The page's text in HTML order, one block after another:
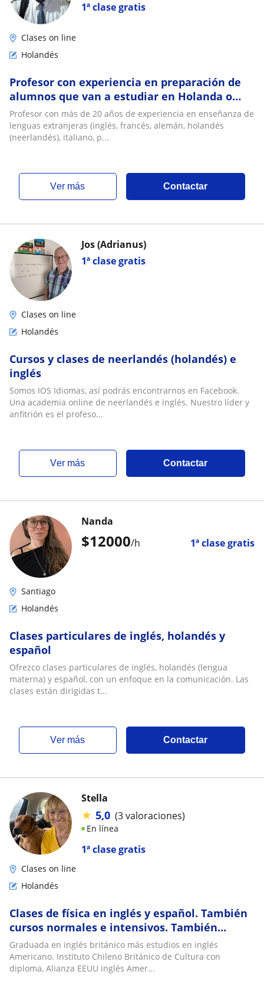
1ª clase gratis
Clases on line
Holandés
Profesor con experiencia en preparación de
alumnos que van a estudiar en Holanda o
que planean migrar
Profesor con más de 20 años de experiencia en enseñanza de
lenguas extranjeras (inglés, francés, alemán, holandés
(neerlandés), italiano, p...
ver más Contactar
1ª clase gratis
Jos (Adrianus)
Clases on line
Holandés
Cursos y clases de neerlandés (holandés) e
inglés
Somos IOS Idiomas, así podrás encontrarnos en Facebook.
Una academia online de neerlandés e inglés. Nuestro líder y
anfitrión es el profeso...
ver más Contactar
$12000/h 1ª clase gratis
Nanda
Santiago
Holandés
Clases particulares de inglés, holandés y
español
Ofrezco clases particulares de inglés, holandés (lengua
materna) y español, con un enfoque en la comunicación. Las
clases están dirigidas t...
ver más Contactar
1ª clase gratis
Stella
★ 5,0 (3 valoraciones)
En línea
Clases on line
Holandés
Clases de física en inglés y español. También
cursos normales e intensivos. También
holandés con diploma
Graduada en inglés británico más estudios en inglés
Americano. Instituto Chileno Británico de Cultura con
diploma, Alianza EEUU inglés Amer...